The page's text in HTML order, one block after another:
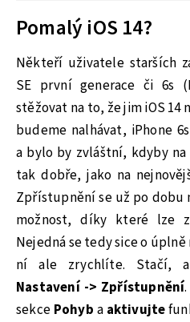
Pomalý iOS 14?
Někteří uživatele starších
SE první generace či 6s
stěžovat na to, že jim iOS 14
budeme nalhávat, iPhone
a bylo by zvláštní, kdyby
tak dobře, jako na
Zpřístupnění se už po dobu
možnost, díky které lze
Nejedná se tedy sice o
ní ale zrychlíte. Stačí,
Nastavení -> Zpřístupnění
sekce Pohyb a aktivujte